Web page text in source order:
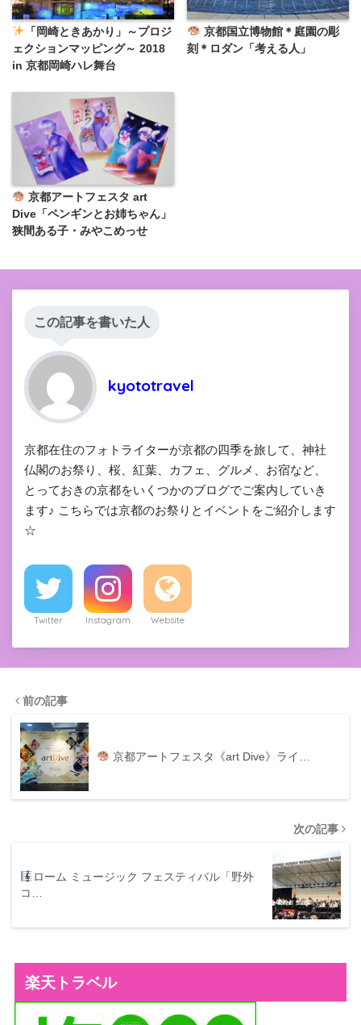
「岡崎ときあかり」～プロジ
ェクションマッピング～ 2018
in 京都岡崎ハレ舞台
京都国立博物館＊庭園の彫
刻＊ロダン「考える人」
京都アートフェスタ art
Dive「ペンギンとお姉ちゃん」
狭間ある子・みやこめっせ
この記事を書いた人
kyototravel
京都在住のフォトライターが京都の四季を旅して、神社
仏閣のお祭り、桜、紅葉、カフェ、グルメ、お宿など、
とっておきの京都をいくつかのブログでご案内していき
ます♪ こちらでは京都のお祭りとイベントをご紹介します
☆
Twitter Instagram Website
前の記事
京都アートフェスタ《art Dive》ライ…
次の記事
ローム ミュージック フェスティバル「野外
コ…
楽天トラベル